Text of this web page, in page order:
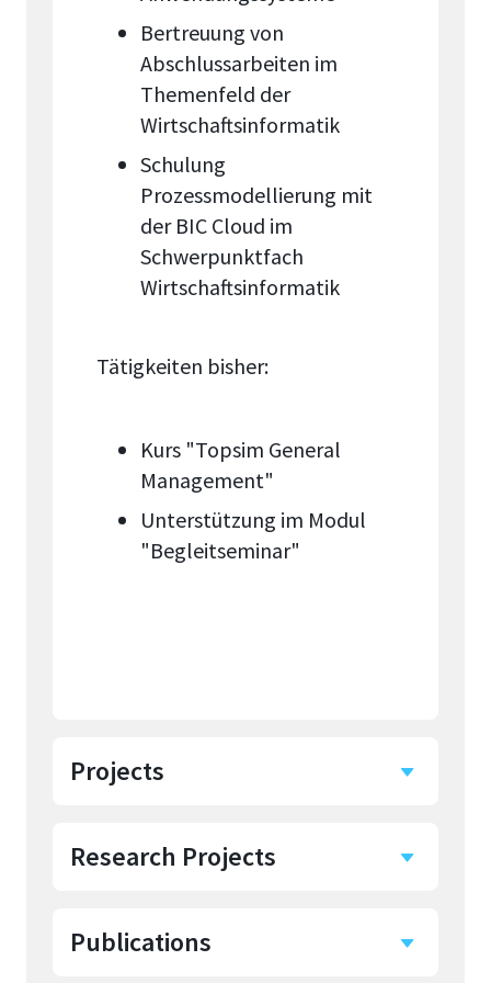
Bertreuung von
Abschlussarbeiten im
Themenfeld der
Wirtschaftsinformatik
Schulung
Prozessmodellierung mit
der BIC Cloud im
Schwerpunktfach
Wirtschaftsinformatik
Tätigkeiten bisher:
Kurs "Topsim General
Management"
Unterstützung im Modul
"Begleitseminar"
Projects
Process Science
Im Rahmen der Masterarbeit
Research Projects
E365 Maverick - Linked
Publications